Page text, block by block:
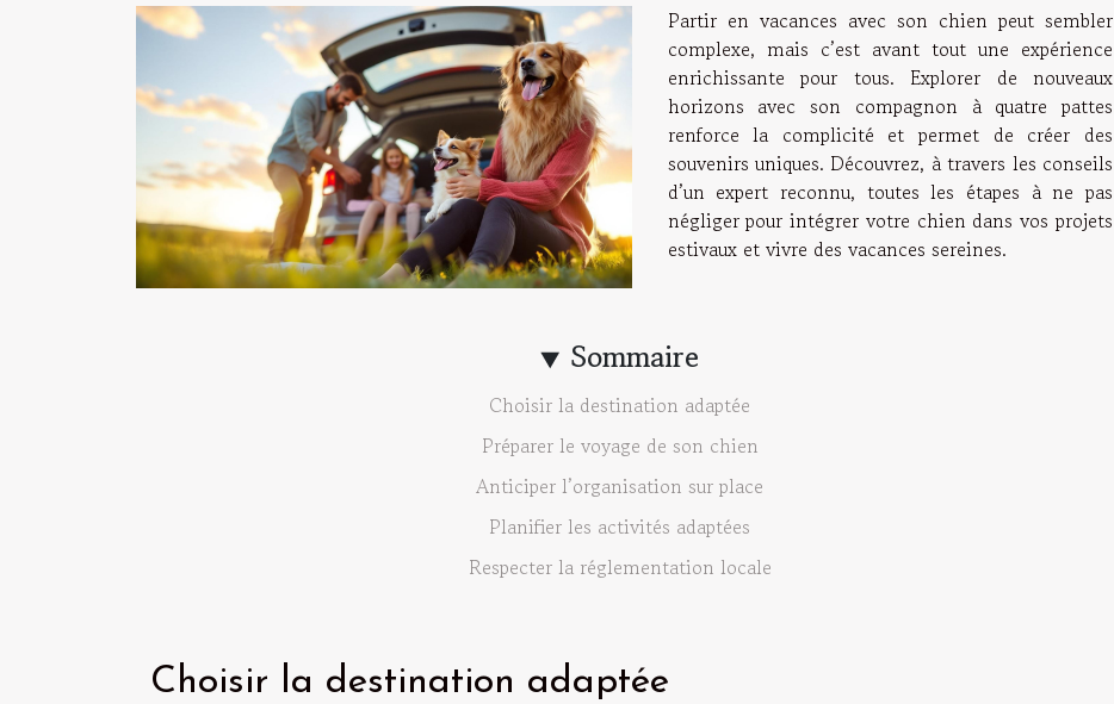
Sommaire
Choisir la destination adaptée
Préparer le voyage de son chien
Anticiper l’organisation sur place
Planifier les activités adaptées
Respecter la réglementation locale
Partir en vacances avec son chien peut sembler
complexe, mais c’est avant tout une expérience
enrichissante pour tous. Explorer de nouveaux
horizons avec son compagnon à quatre pattes
renforce la complicité et permet de créer des
souvenirs uniques. Découvrez, à travers les conseils
d’un expert reconnu, toutes les étapes à ne pas
négliger pour intégrer votre chien dans vos projets
estivaux et vivre des vacances sereines.
Choisir la destination adaptée